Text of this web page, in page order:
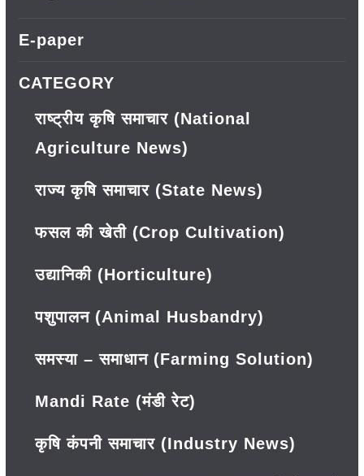
E-paper
CATEGORY
राष्ट्रीय कृषि समाचार (National
Agriculture News)
राज्य कृषि समाचार (State News)
फसल की खेती (Crop Cultivation)
उद्यानिकी (Horticulture)
पशुपालन (Animal Husbandry)
समस्या – समाधान (Farming Solution)
Mandi Rate (मंडी रेट)
कृषि कंपनी समाचार (Industry News)